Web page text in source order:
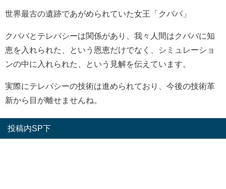
世界最古の遺跡であがめられていた女王「クババ」
クババとテレパシーは関係があり、我々人間はクババに知
恵を入れられた、という恩恵だけでなく、シミュレーショ
ンの中に入れられた、という見解を伝えています。
実際にテレパシーの技術は進められており、今後の技術革
新から目が離せませんね。
投稿内SP下